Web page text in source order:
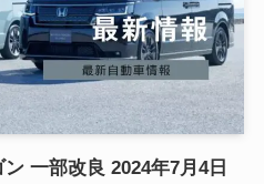
一部改良 2024年7月4日